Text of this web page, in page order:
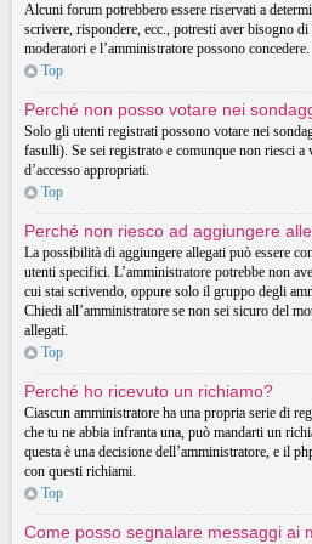
Alcuni forum potrebbero essere riservati a
scrivere, rispondere, ecc., potresti aver bisogno
moderatori e l’amministratore possono concedere.
Top
Perché non posso votare nei
Solo gli utenti registrati possono votare nei
fasulli). Se sei registrato e comunque non riesci
d’accesso appropriati.
Top
Perché non riesco ad aggiungere
La possibilità di aggiungere allegati può essere
utenti specifici. L’amministratore potrebbe non
cui stai scrivendo, oppure solo il gruppo degli
Chiedi all’amministratore se non sei sicuro del
allegati.
Top
Perché ho ricevuto un richiamo?
Ciascun amministratore ha una propria serie di
che tu ne abbia infranta una, può mandarti un
questa è una decisione dell’amministratore, e il
con questi richiami.
Top
Come posso segnalare messaggi ai